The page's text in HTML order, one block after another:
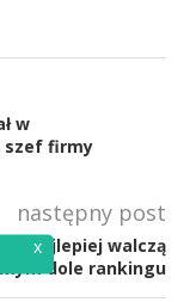
w
szef firmy
następny post
najlepiej walczą
dole rankingu
x